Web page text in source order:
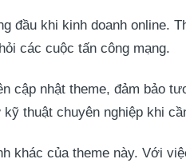
đầu khi kinh doanh online.
các cuộc tấn công mạng.
cập nhật theme, đảm bảo
thuật chuyên nghiệp khi
khác của theme này. Với